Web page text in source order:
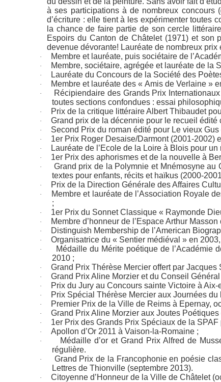
à ses participations à de nombreux
d’écriture : elle tient à les expérimenter toutes
la chance de faire partie de son cercle
Espoirs du Canton de Châtelet(1971) et son
devenue dévorante! Lauréate de nombreux
· Membre et lauréate, puis sociétaire de
· Membre, sociétaire, agrégée et lauréate de la
· Lauréate du Concours de la Société des
· Membre et lauréate des « Amis de Verlaine »
·
Récipiendaire des Grands Prix
toutes sections confondues : essai
· Prix de la critique littéraire Albert Thibaudet
· Grand prix de la décennie pour le recueil édité
· Second Prix du roman édité pour Le vieux
· 1er Prix Roger Desaise/Darmont (2001-2002)
· Lauréate de l’Ecole de la Loire à Blois pour
· 1er Prix des aphorismes et de la nouvelle à
·
Grand prix de la Polymnie et Mnémosyne
textes pour enfants, récits et haïkus (2000-
· Prix de la Direction Générale des Affaires
· Membre et lauréate de l’Association Royale
;
· 1er Prix du Sonnet Classique « Raymonde
· Membre d’honneur de l’Espace Arthur
· Distinguish Membership de l’American
· Organisatrice du « Sentier médiéval » en
·
Médaille du Mérite poétique de l’Académie
2010 ;
· Grand Prix Thérèse Mercier offert par
· Grand Prix Aline Morzier et du Conseil
· Prix du Jury au Concours sainte Victoire à
· Prix Spécial Thérèse Mercier aux Journées
· Premier Prix de la Ville de Reims à Epernay,
· Grand Prix Aline Morzier aux Joutes
· 1er Prix des Grands Prix Spéciaux de la SPAF
· Apollon d’Or 2011 à Vaison-la-Romaine ;
·
Médaille d’or et Grand Prix Alfred de
régulière.
·
Grand Prix de la Francophonie en poésie
Lettres de Thionville (septembre 2013).
· Citoyenne d’Honneur de la Ville de Châtelet